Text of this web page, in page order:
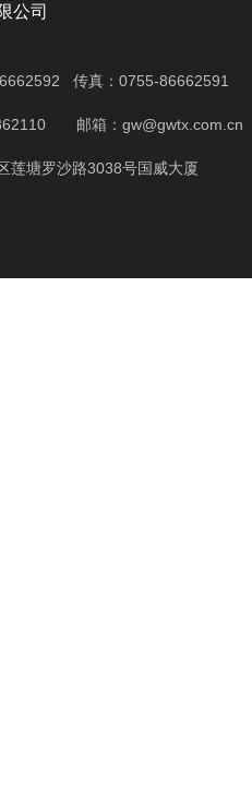
公司
传真：0755-86662591
邮箱：gw@gwtx.com.cn
莲塘罗沙路3038号国威大厦